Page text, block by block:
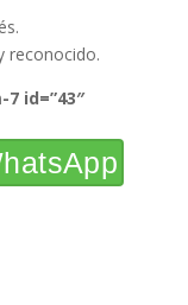
reconocido.
id=”43″